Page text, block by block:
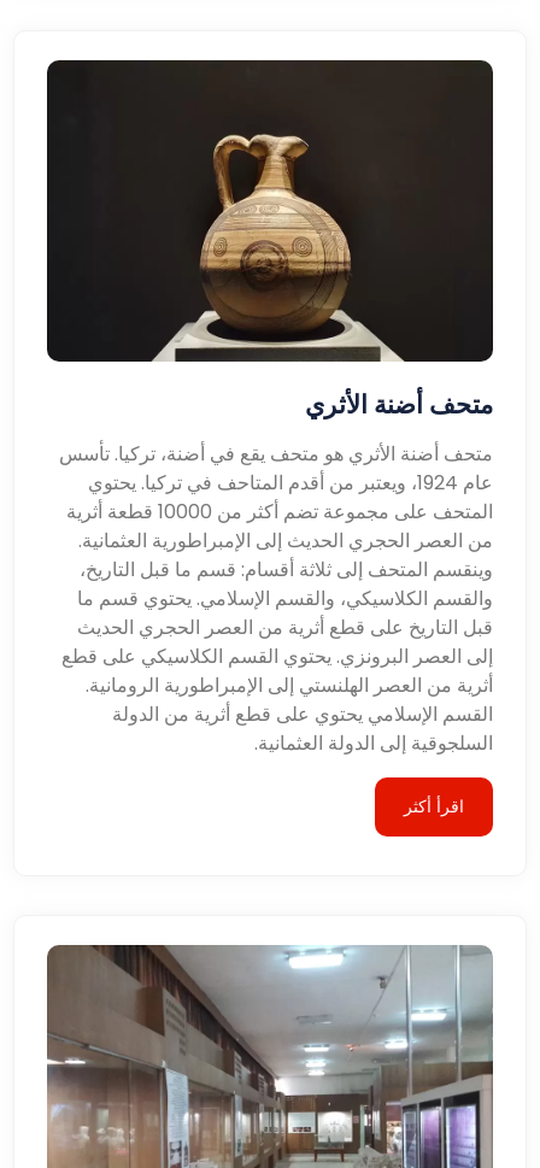
متحف أضنة الأثري
متحف أضنة الأثري هو متحف يقع في أضنة، تركيا. تأسس
عام 1924، ويعتبر من أقدم المتاحف في تركيا. يحتوي
المتحف على مجموعة تضم أكثر من 10000 قطعة أثرية
من العصر الحجري الحديث إلى الإمبراطورية العثمانية.
وينقسم المتحف إلى ثلاثة أقسام: قسم ما قبل التاريخ،
والقسم الكلاسيكي، والقسم الإسلامي. يحتوي قسم ما
قبل التاريخ على قطع أثرية من العصر الحجري الحديث
إلى العصر البرونزي. يحتوي القسم الكلاسيكي على قطع
أثرية من العصر الهلنستي إلى الإمبراطورية الرومانية.
القسم الإسلامي يحتوي على قطع أثرية من الدولة
السلجوقية إلى الدولة العثمانية.
اقرأ أكثر